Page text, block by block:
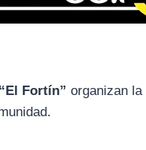
Fortín” organizan la